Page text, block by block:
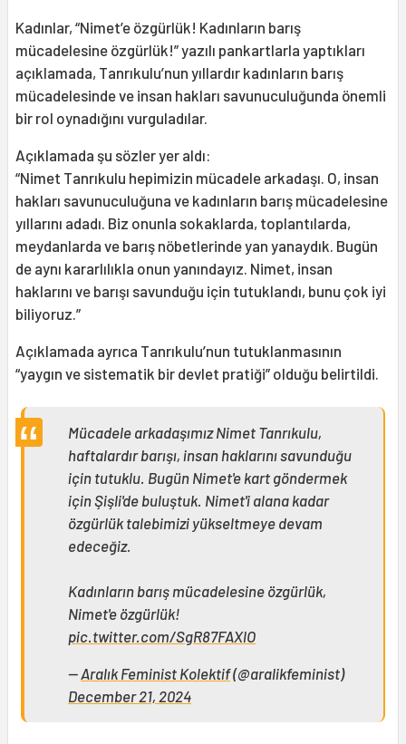
Kadınlar, “Nimet’e özgürlük! Kadınların barış
mücadelesine özgürlük!” yazılı pankartlarla yaptıkları
açıklamada, Tanrıkulu’nun yıllardır kadınların barış
mücadelesinde ve insan hakları savunuculuğunda önemli
bir rol oynadığını vurguladılar.
Açıklamada şu sözler yer aldı:
“Nimet Tanrıkulu hepimizin mücadele arkadaşı. O, insan
hakları savunuculuğuna ve kadınların barış mücadelesine
yıllarını adadı. Biz onunla sokaklarda, toplantılarda,
meydanlarda ve barış nöbetlerinde yan yanaydık. Bugün
de aynı kararlılıkla onun yanındayız. Nimet, insan
haklarını ve barışı savunduğu için tutuklandı, bunu çok iyi
biliyoruz.”
Açıklamada ayrıca Tanrıkulu’nun tutuklanmasının
“yaygın ve sistematik bir devlet pratiği” olduğu belirtildi.
Mücadele arkadaşımız Nimet Tanrıkulu,
haftalardır barışı, insan haklarını savunduğu
için tutuklu. Bugün Nimet'e kart göndermek
için Şişli'de buluştuk. Nimet'i alana kadar
özgürlük talebimizi yükseltmeye devam
edeceğiz.
Kadınların barış mücadelesine özgürlük,
Nimet'e özgürlük!
pic.twitter.com/SgR87FAXlO
— Aralık Feminist Kolektif(@aralikfeminist)
December 21, 2024